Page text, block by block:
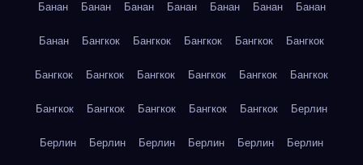
Банан Банан Банан Банан Банан Банан Банан
Банан Бангкок Бангкок Бангкок Бангкок Бангкок
Бангкок Бангкок Бангкок Бангкок Бангкок Бангкок
Бангкок Бангкок Бангкок Бангкок Бангкок Берлин
Берлин Берлин Берлин Берлин Берлин Берлин